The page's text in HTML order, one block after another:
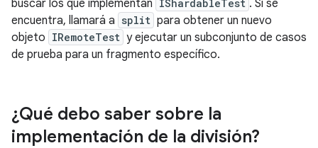
buscar los que implementan IShardableTest . Si se
encuentra, llamará a split para obtener un nuevo
objeto IRemoteTest y ejecutar un subconjunto de casos
de prueba para un fragmento específico.
¿Qué debo saber sobre la
implementación de la división?